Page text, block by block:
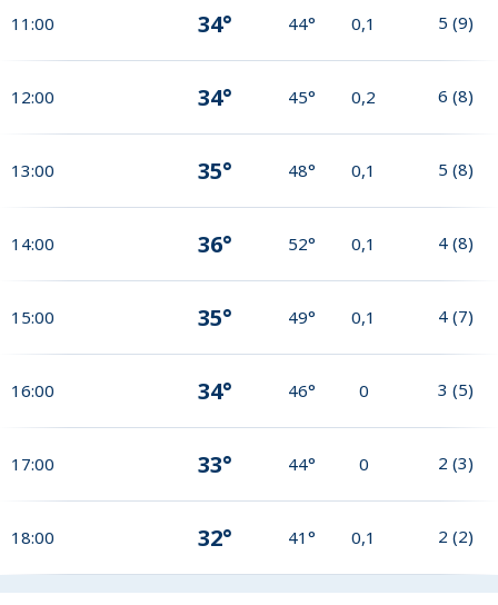
11:00 34° 44° 0,1 5 (9)
12:00 34° 45° 0,2 6 (8)
13:00 35° 48° 0,1 5 (8)
14:00 36° 52° 0,1 4 (8)
15:00 35° 49° 0,1 4 (7)
16:00 34° 46° 0 3 (5)
17:00 33° 44° 0 2 (3)
18:00 32° 41° 0,1 2 (2)